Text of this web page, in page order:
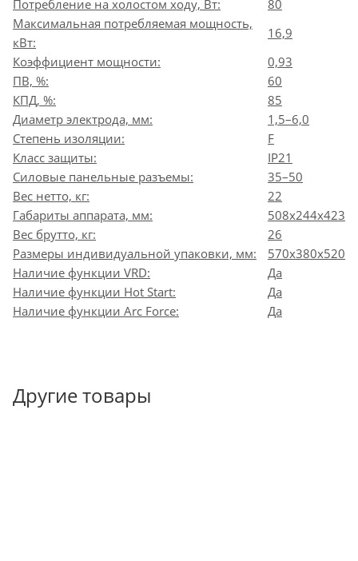
Потребление на холостом ходу, Вт:
80
Максимальная потребляемая мощность,
кВт:
16,9
Коэффициент мощности:
0,93
ПВ, %:
60
КПД, %:
85
Диаметр электрода, мм:
1,5–6,0
Степень изоляции:
F
Класс защиты:
IP21
Силовые панельные разъемы:
35–50
Вес нетто, кг:
22
Габариты аппарата, мм:
508х244х423
Вес брутто, кг:
26
Размеры индивидуальной упаковки, мм:
570х380х520
Наличие функции VRD:
Да
Наличие функции Hot Start:
Да
Наличие функции Arc Force:
Да
Другие товары